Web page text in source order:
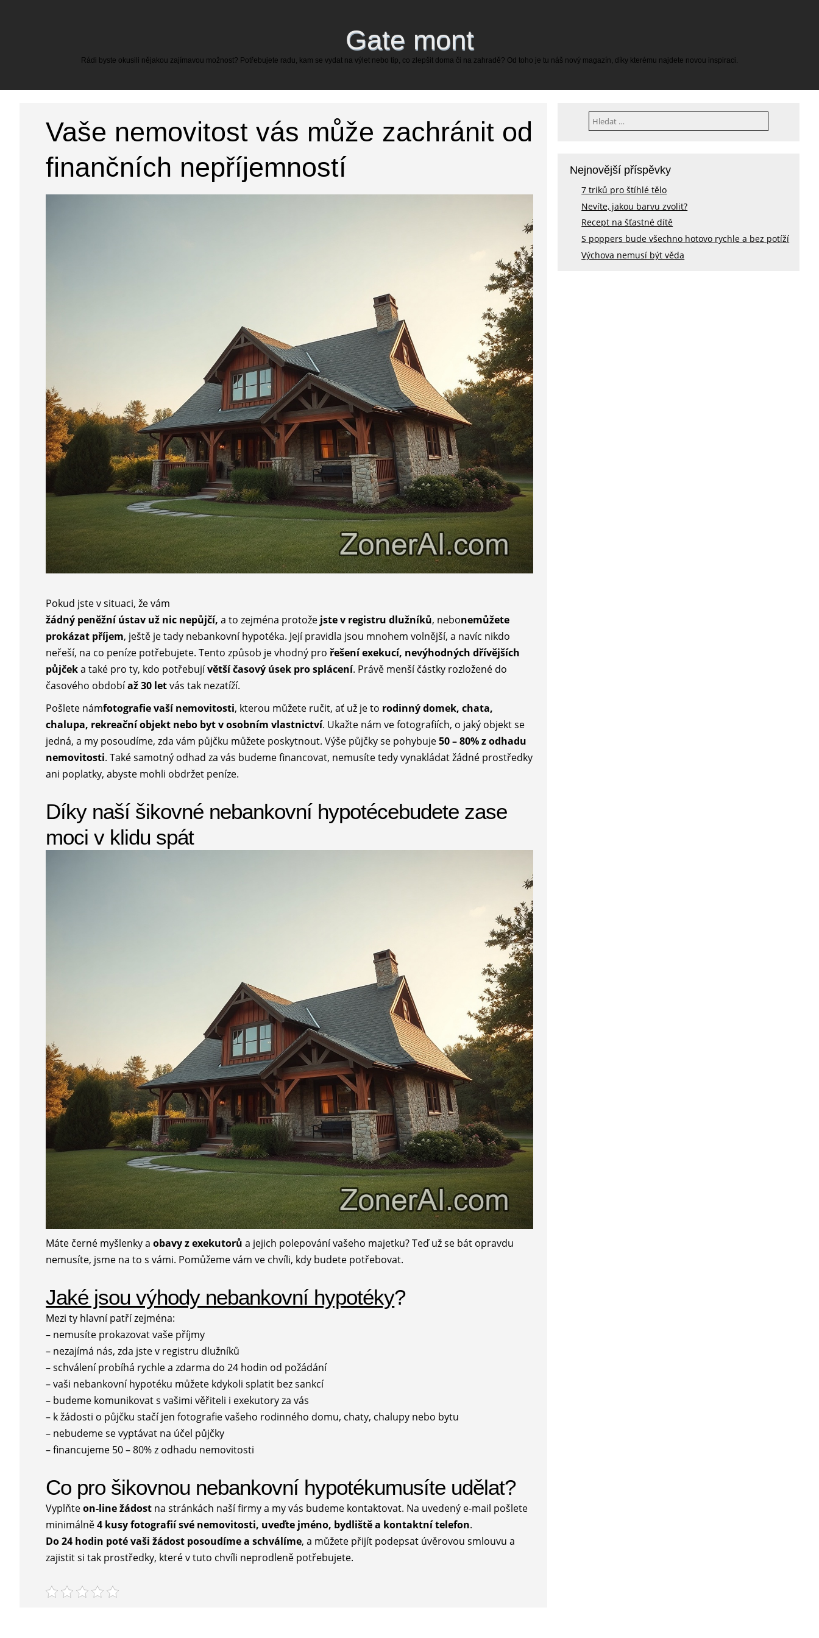
Gate mont
Rádi byste okusili nějakou zajímavou možnost? Potřebujete radu, kam se vydat na výlet nebo tip, co zlepšit doma či na zahradě? Od toho je tu náš nový magazín, díky kterému najdete novou inspiraci.
Vyhledávání
Nejnovější příspěvky
7 triků pro štíhlé tělo
Nevíte, jakou barvu zvolit?
Recept na šťastné dítě
S poppers bude všechno hotovo rychle a bez potíží
Výchova nemusí být věda
Vaše nemovitost vás může zachránit od
finančních nepříjemností
Pokud jste v situaci, že vám
žádný peněžní ústav už nic nepůjčí, a to zejména protože jste v registru dlužníků, nebonemůžete
prokázat příjem, ještě je tady nebankovní hypotéka. Její pravidla jsou mnohem volnější, a navíc nikdo
neřeší, na co peníze potřebujete. Tento způsob je vhodný prořešení exekucí, nevýhodných dřívějších
půjčeka také pro ty, kdo potřebujívětší časový úsek pro splácení. Právě menší částky rozložené do
časového obdobíaž 30 letvás tak nezatíží.
Pošlete námfotografie vaší nemovitosti, kterou můžete ručit, ať už je to rodinný domek, chata,
chalupa, rekreační objekt nebo byt v osobním vlastnictví. Ukažte nám ve fotografiích, o jaký objekt se
jedná, a my posoudíme, zda vám půjčku můžete poskytnout. Výše půjčky se pohybuje50 – 80% z odhadu
nemovitosti. Také samotný odhad za vás budeme financovat, nemusíte tedy vynakládat žádné prostředky
ani poplatky, abyste mohli obdržet peníze.
Díky naší šikovné nebankovní hypotécebudete zase
moci v klidu spát
Máte černé myšlenky aobavy z exekutorůa jejich polepování vašeho majetku? Teď už se bát opravdu
nemusíte, jsme na to s vámi. Pomůžeme vám ve chvíli, kdy budete potřebovat.
Jaké jsou výhody nebankovní hypotéky?
Mezi ty hlavní patří zejména:
– nemusíte prokazovat vaše příjmy
– nezajímá nás, zda jste v registru dlužníků
– schválení probíhá rychle a zdarma do 24 hodin od požádání
– vaši nebankovní hypotéku můžete kdykoli splatit bez sankcí
– budeme komunikovat s vašimi věřiteli i exekutory za vás
– k žádosti o půjčku stačí jen fotografie vašeho rodinného domu, chaty, chalupy nebo bytu
– nebudeme se vyptávat na účel půjčky
– financujeme 50 – 80% z odhadu nemovitosti
Co pro šikovnou nebankovní hypotékumusíte udělat?
Vyplňteon-line žádost na stránkách naší firmy a my vás budeme kontaktovat. Na uvedený e-mail pošlete
minimálně4 kusy fotografií své nemovitosti, uveďte jméno, bydliště a kontaktní telefon.
Do 24 hodin poté vaši žádost posoudíme a schválíme, a můžete přijít podepsat úvěrovou smlouvu a
zajistit si tak prostředky, které v tuto chvíli neprodleně potřebujete.